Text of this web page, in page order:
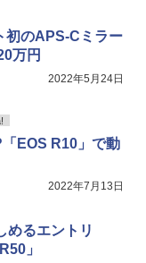
初のAPS-Cミラー
万円
2022年5月24日
EOS R10」で動
2022年7月13日
めるエントリ
」